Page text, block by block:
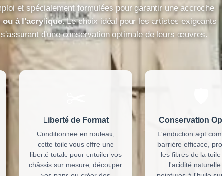
et spécialement formulées pour garantir une accroche
ou à l'acrylique. Le choix idéal pour les artistes exigeants
d'une conservation optimale de leurs œuvres.
Liberté de Format
Conditionnée en rouleau,
cette toile vous offre une
liberté totale pour entoiler vos
châssis sur mesure, découper
Conservation
L'enduction agit
barrière efficace,
les fibres de la
l'acidité